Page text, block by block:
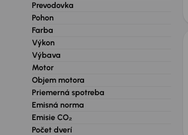
Prevodovka
Pohon
Farba
Výkon
Výbava
Motor
Objem motora
Priemerná spotreba
Emisná norma
Emisie CO₂
Počet dverí